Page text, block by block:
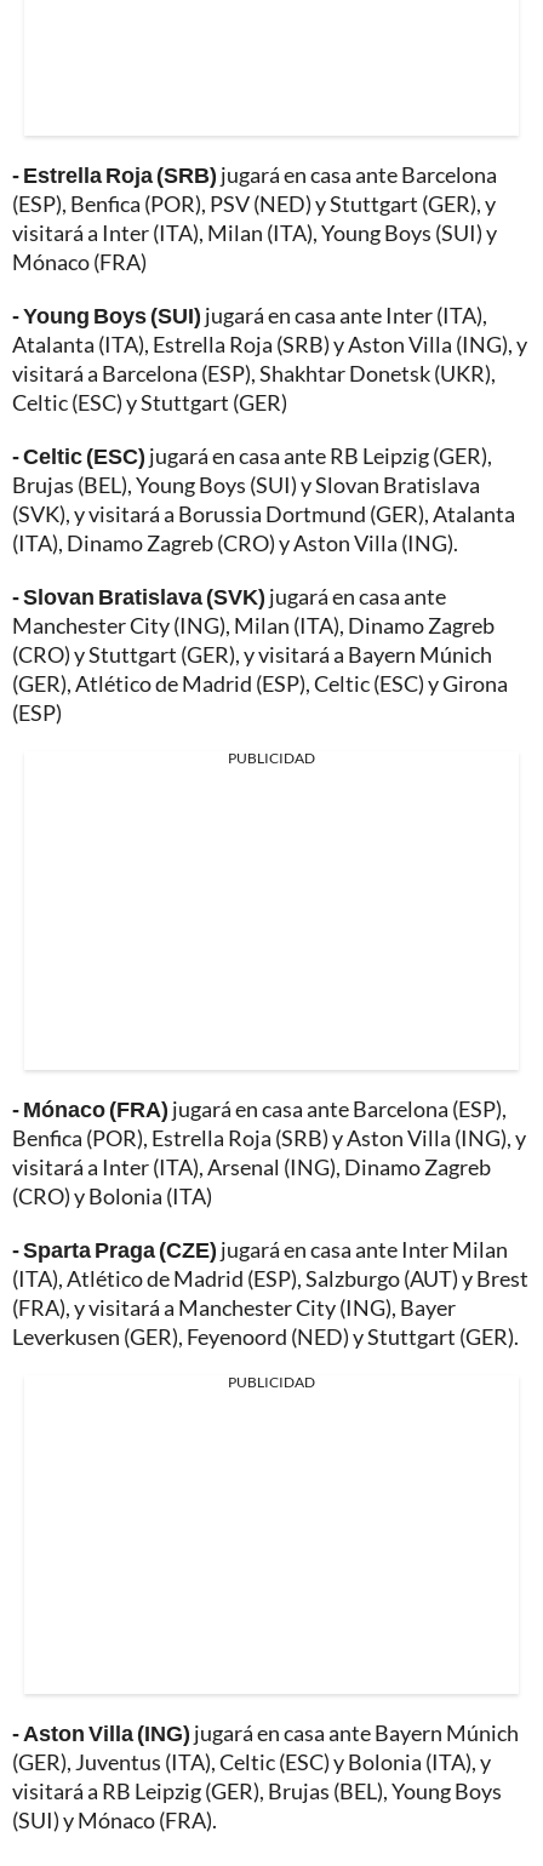
- Estrella Roja (SRB) jugará en casa ante Barcelona
(ESP), Benfica (POR), PSV (NED) y Stuttgart (GER), y
visitará a Inter (ITA), Milan (ITA), Young Boys (SUI) y
Mónaco (FRA)
- Young Boys (SUI) jugará en casa ante Inter (ITA),
Atalanta (ITA), Estrella Roja (SRB) y Aston Villa (ING), y
visitará a Barcelona (ESP), Shakhtar Donetsk (UKR),
Celtic (ESC) y Stuttgart (GER)
- Celtic (ESC) jugará en casa ante RB Leipzig (GER),
Brujas (BEL), Young Boys (SUI) y Slovan Bratislava
(SVK), y visitará a Borussia Dortmund (GER), Atalanta
(ITA), Dinamo Zagreb (CRO) y Aston Villa (ING).
- Slovan Bratislava (SVK) jugará en casa ante
Manchester City (ING), Milan (ITA), Dinamo Zagreb
(CRO) y Stuttgart (GER), y visitará a Bayern Múnich
(GER), Atlético de Madrid (ESP), Celtic (ESC) y Girona
(ESP)
PUBLICIDAD
- Mónaco (FRA) jugará en casa ante Barcelona (ESP),
Benfica (POR), Estrella Roja (SRB) y Aston Villa (ING), y
visitará a Inter (ITA), Arsenal (ING), Dinamo Zagreb
(CRO) y Bolonia (ITA)
- Sparta Praga (CZE) jugará en casa ante Inter Milan
(ITA), Atlético de Madrid (ESP), Salzburgo (AUT) y Brest
(FRA), y visitará a Manchester City (ING), Bayer
Leverkusen (GER), Feyenoord (NED) y Stuttgart (GER).
PUBLICIDAD
- Aston Villa (ING) jugará en casa ante Bayern Múnich
(GER), Juventus (ITA), Celtic (ESC) y Bolonia (ITA), y
visitará a RB Leipzig (GER), Brujas (BEL), Young Boys
(SUI) y Mónaco (FRA).